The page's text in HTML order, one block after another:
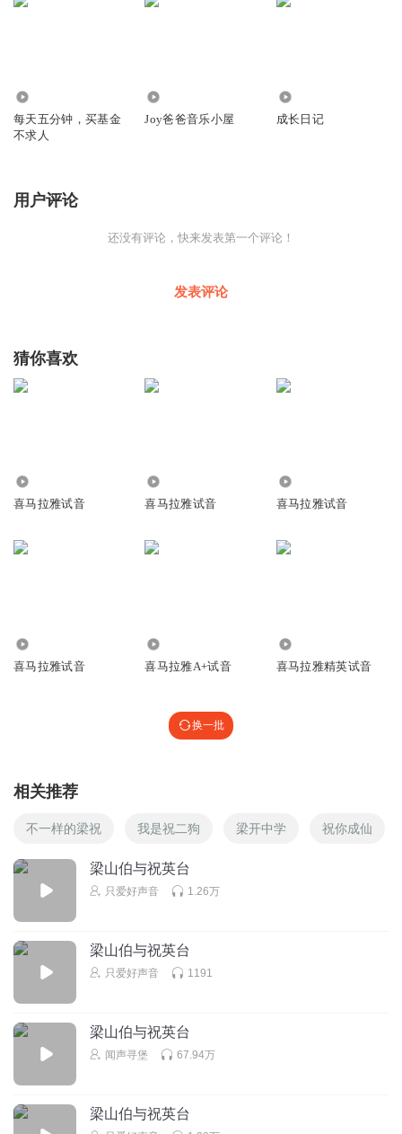
每天五分钟，买基金
不求人
Joy爸爸音乐小屋 成长日记
用户评论
还没有评论，快来发表第一个评论！
发表评论
猜你喜欢
喜马拉雅试音 喜马拉雅试音 喜马拉雅试音
喜马拉雅试音 喜马拉雅A+试音 喜马拉雅精英试音
换一批
相关推荐
不一样的梁祝 我是祝二狗 梁开中学 祝你成仙
梁山伯与祝英台
只爱好声音 1.26万
梁山伯与祝英台
只爱好声音 1191
梁山伯与祝英台
闻声寻堡 67.94万
梁山伯与祝英台